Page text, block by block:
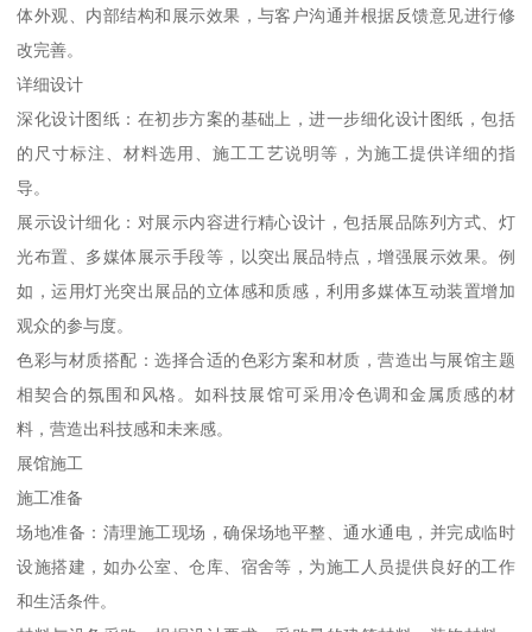
体外观、内部结构和展示效果，与客户沟通并根据反馈意见进行修
改完善。
详细设计
深化设计图纸：在初步方案的基础上，进一步细化设计图纸，包括
的尺寸标注、材料选用、施工工艺说明等，为施工提供详细的指
导。
展示设计细化：对展示内容进行精心设计，包括展品陈列方式、灯
光布置、多媒体展示手段等，以突出展品特点，增强展示效果。例
如，运用灯光突出展品的立体感和质感，利用多媒体互动装置增加
观众的参与度。
色彩与材质搭配：选择合适的色彩方案和材质，营造出与展馆主题
相契合的氛围和风格。如科技展馆可采用冷色调和金属质感的材
料，营造出科技感和未来感。
展馆施工
施工准备
场地准备：清理施工现场，确保场地平整、通水通电，并完成临时
设施搭建，如办公室、仓库、宿舍等，为施工人员提供良好的工作
和生活条件。